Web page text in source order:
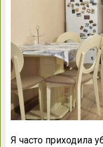
Я часто приходила